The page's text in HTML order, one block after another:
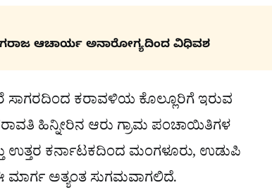
ಆಚಾರ್ಯ ಅನಾರೋಗ್ಯದಿಂದ ವಿಧಿವಶ
ಸಾಗರದಿಂದ ಕರಾವಳಿಯ ಕೊಲ್ಲೂರಿಗೆ ಇರುವ
ಹಿನ್ನೀರಿನ ಆರು ಗ್ರಾಮ ಪಂಚಾಯಿತಿಗಳ
ಉತ್ತರ ಕರ್ನಾಟಕದಿಂದ ಮಂಗಳೂರು, ಉಡುಪಿ
ಮಾರ್ಗ ಅತ್ಯಂತ ಸುಗಮವಾಗಲಿದೆ.